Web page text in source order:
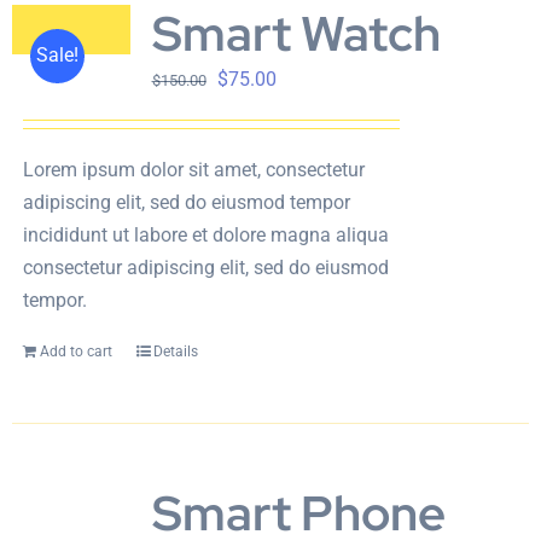
Sale! Smart Watch
$150.00 $75.00
Lorem ipsum dolor sit amet, consectetur
adipiscing elit, sed do eiusmod tempor
incididunt ut labore et dolore magna aliqua
consectetur adipiscing elit, sed do eiusmod
tempor.
Add to cart Details
Smart Phone